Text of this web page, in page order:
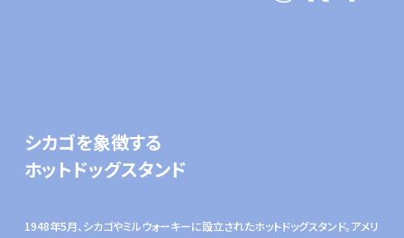
シカゴを象徴する
ホットドッグスタンド
1948年5⽉、シカゴやミルウォーキーに設⽴されたホットドッグスタンド。アメリ